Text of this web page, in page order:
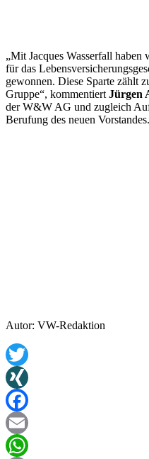
„Mit Jacques Wasserfall haben
für das
gewonnen. Diese Sparte zählt
Gruppe“, kommentiertJürgen
der W&W AG und zugleich
Berufung des neuen Vorstandes.
Autor: VW-Redaktion
Twitter
XING
Facebook
Email